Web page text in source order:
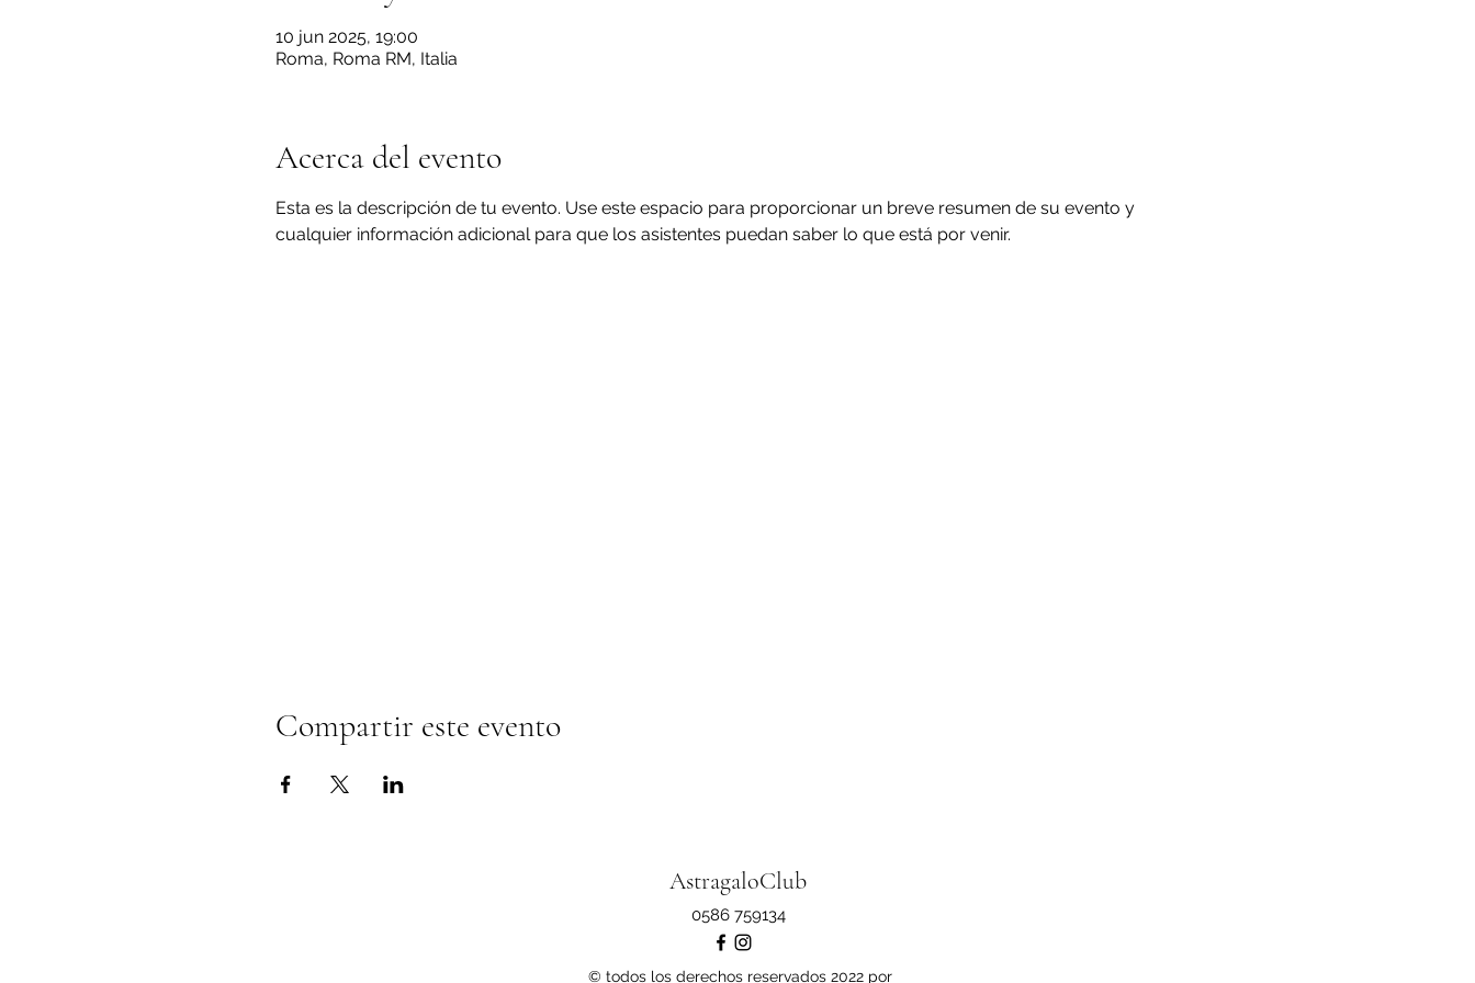
10 jun 2025, 19:00
Roma, Roma RM, Italia
Acerca del evento
Esta es la descripción de tu evento. Use este espacio para proporcionar un breve resumen de su evento y
cualquier información adicional para que los asistentes puedan saber lo que está por venir.
Compartir este evento
AstragaloClub
0586 759134
© todos los derechos reservados 2022 por